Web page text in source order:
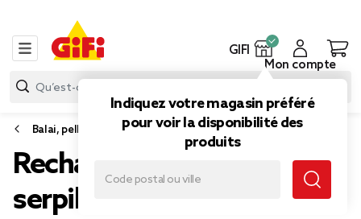
GIFI
Indiquez votre magasin préféré
pour voir la disponibilité des
produits
Mon compte
Balai, pelle et balayette
Recharge balai magique
serpillère spécial parquet